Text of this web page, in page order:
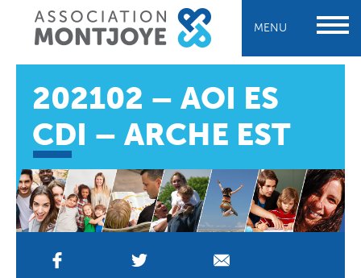
MENU
202102 – AOI ES
CDI – ARCHE EST